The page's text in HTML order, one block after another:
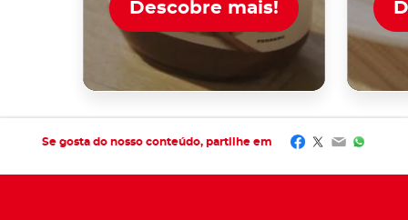
Descobre mais!
Se gosta do nosso conteúdo, partilhe em Facebook
Twitter
Email